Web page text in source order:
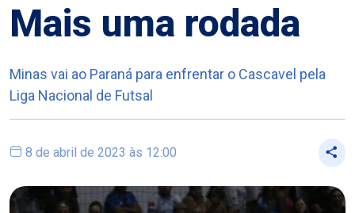
Mais uma rodada
Minas vai ao Paraná para enfrentar o Cascavel pela
Liga Nacional de Futsal
8 de abril de 2023 às 12:00